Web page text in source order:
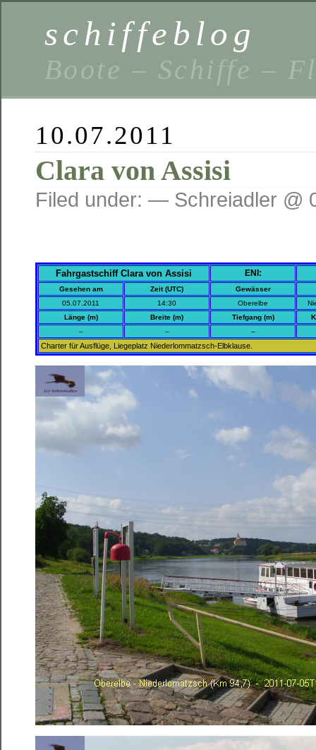
schiffeblog
Boote – Schiffe –
10.07.2011
Clara von Assisi
Filed under: — Schreiadler @
Fahrgastschiff Clara von Assisi ENI:
Gesehen am Zeit (UTC)
Gewässer
05.07.2011
14:30 Oberelbe
Länge (m)
Breite (m) Tiefgang (m)
–
– –
Charter für Ausflüge, Liegeplatz Niederlommatzsch-Elbklause.